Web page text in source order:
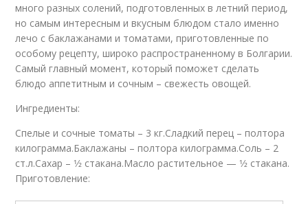
много разных солений, подготовленных в летний период,
но самым интересным и вкусным блюдом стало именно
лечо с баклажанами и томатами, приготовленные по
особому рецепту, широко распространенному в Болгарии.
Самый главный момент, который поможет сделать
блюдо аппетитным и сочным – свежесть овощей.
Ингредиенты:
Спелые и сочные томаты – 3 кг.Сладкий перец – полтора
килограмма.Баклажаны – полтора килограмма.Соль – 2
ст.л.Сахар – 1⁄2 стакана.Масло растительное — 1⁄2 стакана.
Приготовление: